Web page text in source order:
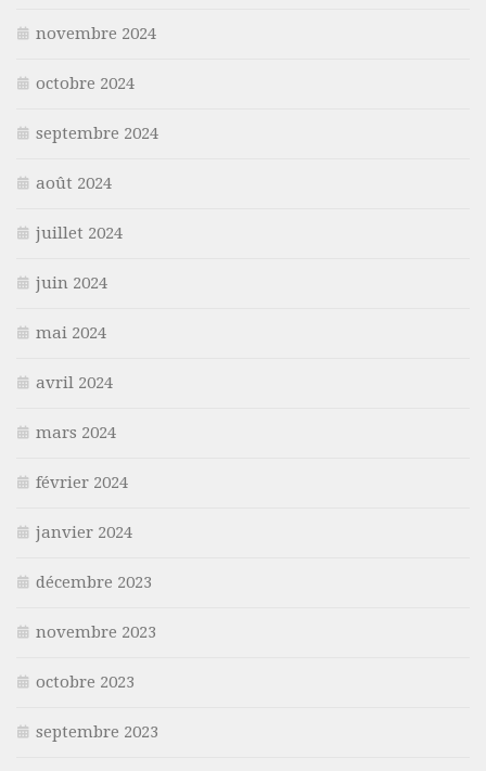
novembre 2024
octobre 2024
septembre 2024
août 2024
juillet 2024
juin 2024
mai 2024
avril 2024
mars 2024
février 2024
janvier 2024
décembre 2023
novembre 2023
octobre 2023
septembre 2023